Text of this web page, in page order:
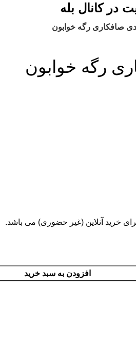
در کانال بله
صافکاری رگه خوابون
رگه خوابون
خرید آنلاین (غیر حضوری) می باشد.
افزودن به سبد خرید